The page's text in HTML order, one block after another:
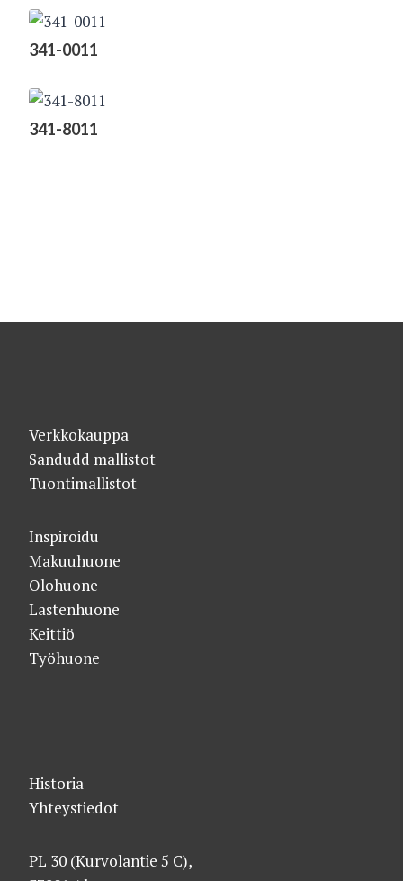
341-0011
341-8011
Verkkokauppa
Sandudd mallistot
Tuontimallistot
Inspiroidu
Makuuhuone
Olohuone
Lastenhuone
Keittiö
Työhuone
Historia
Yhteystiedot
PL 30 (Kurvolantie 5 C),